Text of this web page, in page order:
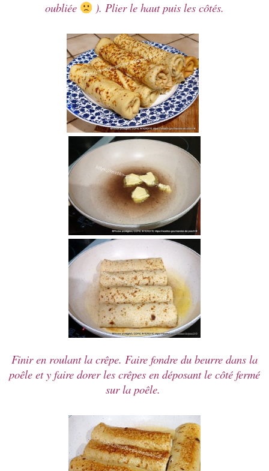
oubliée
). Plier le haut puis les côtés.
Finir en roulant la crêpe. Faire fondre du beurre dans la
poêle et y faire dorer les crêpes en déposant le côté fermé
sur la poêle.